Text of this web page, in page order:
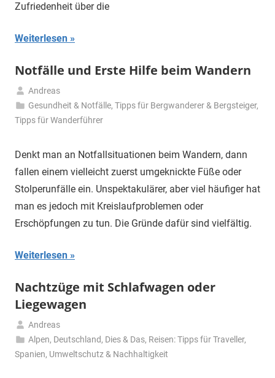
Zufriedenheit über die
Weiterlesen
Notfälle und Erste Hilfe beim Wandern
12.
Mai
Andreas
Gesundheit & Notfälle,Tipps für Bergwanderer & Bergsteiger,
Tipps für Wanderführer
Denkt man an Notfallsituationen beim Wandern, dann
fallen einem vielleicht zuerst umgeknickte Füße oder
Stolperunfälle ein. Unspektakulärer, aber viel häufiger hat
man es jedoch mit Kreislaufproblemen oder
Erschöpfungen zu tun. Die Gründe dafür sind vielfältig.
Weiterlesen
Nachtzüge mit Schlafwagen oder
Liegewagen
9.
Mai
Andreas
Alpen, Deutschland, Dies & Das, Reisen: Tipps für Traveller,
Spanien, Umweltschutz & Nachhaltigkeit